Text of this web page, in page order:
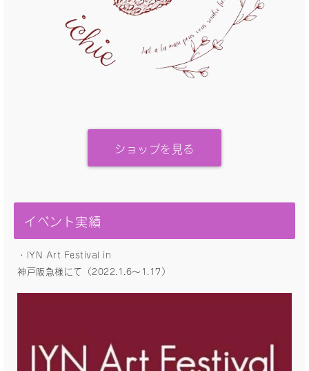
ショップを見る
イベント実績
・IYN Art Festival in
神戸阪急様にて（2022.1.6〜1.17）